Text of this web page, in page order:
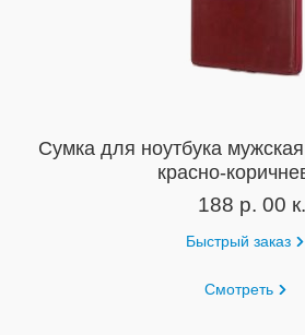
Сумка для ноутбука
красно-
188 р. 00 к.
Быстрый заказ
Смотреть